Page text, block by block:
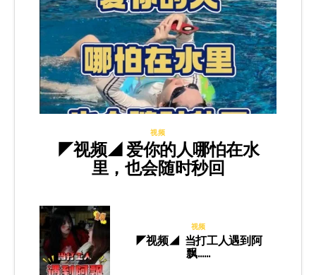
视频
◤视频◢ 爱你的人哪怕在水
里，也会随时秒回
视频
◤视频◢ 当打工人遇到阿
飘……